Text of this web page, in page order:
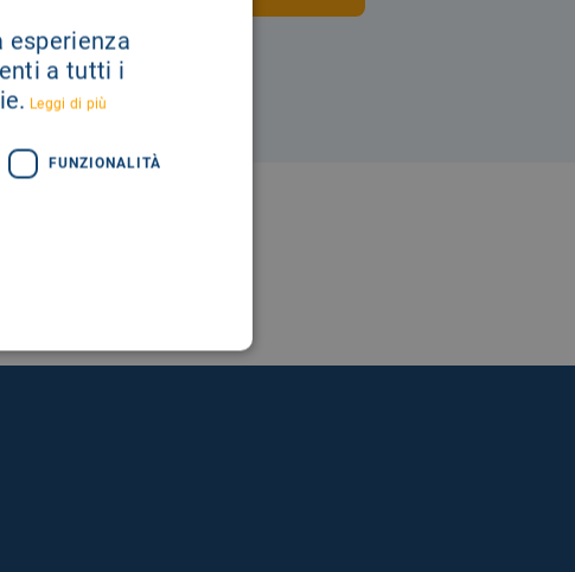
esperienza
a tutti i
Leggi di più
FUNZIONALITÀ